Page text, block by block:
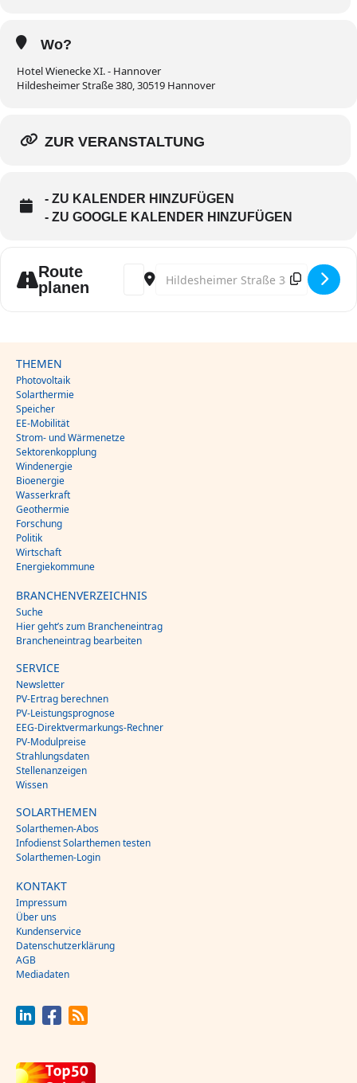
Wo?
Hotel Wienecke XI. - Hannover
Hildesheimer Straße 380, 30519 Hannover
ZUR VERANSTALTUNG
- ZU KALENDER HINZUFÜGEN
- ZU GOOGLE KALENDER HINZUFÜGEN
Route
planen
Address - Windenergie & Artenschutz
Destination Address - Windenergie
THEMEN
Photovoltaik
Solarthermie
Speicher
EE-Mobilität
Strom- und Wärmenetze
Sektorenkopplung
Windenergie
Bioenergie
Wasserkraft
Geothermie
Forschung
Politik
Wirtschaft
Energiekommune
BRANCHENVERZEICHNIS
Suche
Hier geht’s zum Brancheneintrag
Brancheneintrag bearbeiten
SERVICE
Newsletter
PV-Ertrag berechnen
PV-Leistungsprognose
EEG-Direktvermarkungs-Rechner
PV-Modulpreise
Strahlungsdaten
Stellenanzeigen
Wissen
SOLARTHEMEN
Solarthemen-Abos
Infodienst Solarthemen testen
Solarthemen-Login
KONTAKT
Impressum
Über uns
Kundenservice
Datenschutzerklärung
AGB
Mediadaten